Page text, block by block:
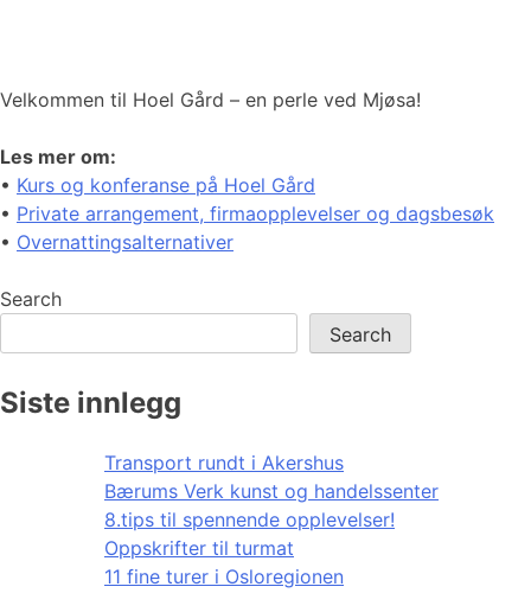
Velkommen til Hoel Gård – en perle ved Mjøsa!
Les mer om:
• Kurs og konferanse på Hoel Gård
• Private arrangement, firmaopplevelser og dagsbesøk
• Overnattingsalternativer
Search
Search
Siste innlegg
Transport rundt i Akershus
Bærums Verk kunst og handelssenter
8.tips til spennende opplevelser!
Oppskrifter til turmat
11 fine turer i Osloregionen